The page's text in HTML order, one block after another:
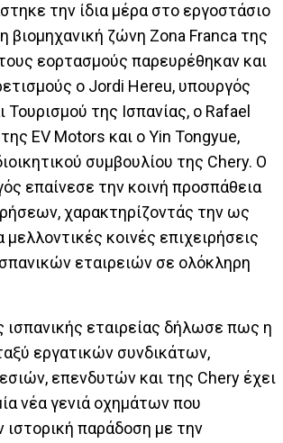
την ίδια μέρα στο εργοστάσιο
βιομηχανική ζώνη Zona Franca της
εορτασμούς παρευρέθηκαν και
ο Jordi Hereu, υπουργός
Τουρισμού της Ισπανίας, o Rafael
EV Motors και ο Yin Tongyue,
συμβουλίου της Chery. Ο
επαίνεσε την κοινή προσπάθεια
χαρακτηρίζοντάς την ως
μελλοντικές κοινές επιχειρήσεις
εταιρειών σε ολόκληρη
ισπανικής εταιρείας δήλωσε πως η
εργατικών συνδικάτων,
επενδυτών και της Chery έχει
νέα γενιά οχημάτων που
ιστορική παράδοση με την